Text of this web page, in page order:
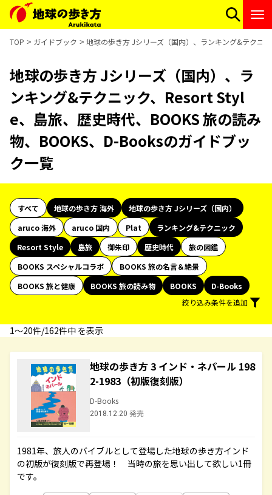
TOP ガイドブック 地球の歩き方 Jシリーズ（国内）、ランキング&テクニ
地球の歩き方 Jシリーズ（国内）、ラ
ンキング&テクニック、Resort Styl
e、島旅、歴史時代、BOOKS 旅の読み
物、BOOKS、D-Booksのガイドブッ
ク一覧
すべて 地球の歩き方 海外
地球の歩き方 Jシリーズ（国内）
aruco 海外
aruco 国内 Plat
ランキング&テクニック
Resort Style
島旅 御朱印 歴史時代
旅の図鑑
BOOKS スペシャルコラボ
BOOKS 旅の名言＆絶景
BOOKS 旅と健康
BOOKS 旅の読み物 BOOKS
D-Books
絞り込み条件を追加
1〜20件/162件中 を表示
地球の歩き方 3 インド・ネパール 198
2-1983（初版復刻版）
D-Books
2018.12.20 発売
1981年、旅人のバイブルとして登場した地球の歩き方インド
の初版が復刻版で再登場！ 当時の旅を思い出して欲しい1冊
です。